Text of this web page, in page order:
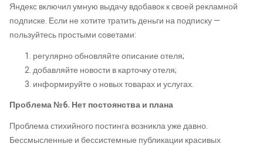
Яндекс включил умную выдачу вдобавок к своей рекламной
подписке. Если не хотите тратить деньги на подписку —
пользуйтесь простыми советами:
регулярно обновляйте описание отеля;
добавляйте новости в карточку отеля;
информируйте о новых товарах и услугах.
Проблема №6. Нет постоянства и плана
Проблема стихийного постинга возникла уже давно.
Бессмысленные и бессистемные публикации красивых